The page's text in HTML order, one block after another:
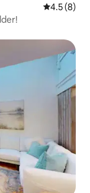
Ukadiriaji
4.5 (8)